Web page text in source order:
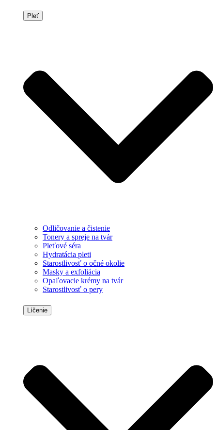
Pleť
Odličovanie a čistenie
Tonery a spreje na tvár
Pleťové séra
Hydratácia pleti
Starostlivosť o očné okolie
Masky a exfoliácia
Opaľovacie krémy na tvár
Starostlivosť o pery
Líčenie